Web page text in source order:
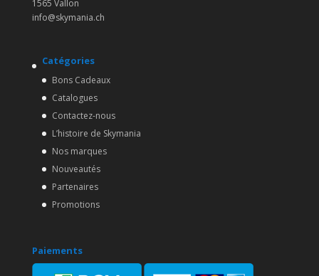
1565 Vallon
info@skymania.ch
Catégories
Bons Cadeaux
Catalogues
Contactez-nous
L’histoire de Skymania
Nos marques
Nouveautés
Partenaires
Promotions
Paiements